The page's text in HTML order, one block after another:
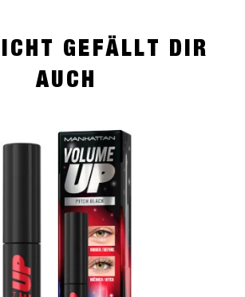
GEFÄLLT DIR
AUCH